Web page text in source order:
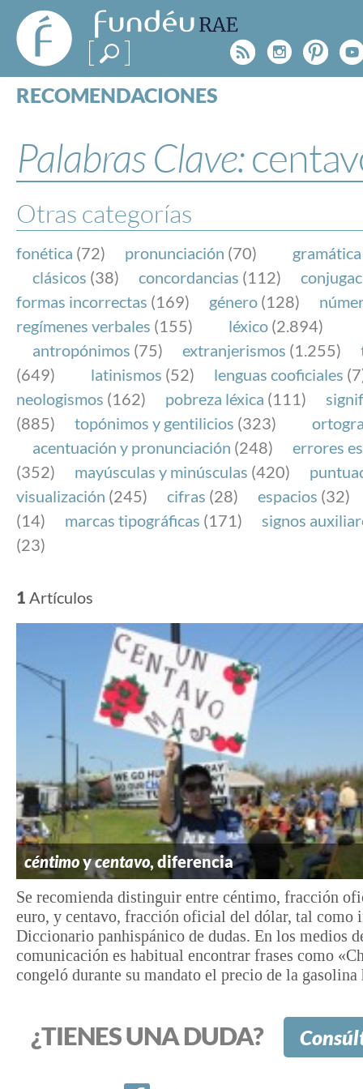
FundéuRAE
- Fundación
del Español
Urgente
Rss
RECOMENDACIONES
ESPECIALES
BLOG
NOTICIAS
SOBRE LA FUNDÉURAE
FundéuRAE es una fundación patrocinada por la
y la Real Academia Española, cuyo objetivo es
el buen uso del español en los medios de
Internet.
Palabras Clave:
Otras categorías
fonética (72) pronunciación (70) gramática
clásicos (38) concordancias (112)
formas incorrectas (169) género (128)
regímenes verbales (155) léxico (2.894)
antropónimos (75) extranjerismos (1.255)
(649)
latinismos (52) lenguas cooficiales
neologismos (162) pobreza léxica (111)
(885)
topónimos y gentilicios (323)
acentuación y pronunciación (248)
errores
(352)
mayúsculas y minúsculas (420)
visualización (245) cifras (28) espacios (32)
(14)
marcas tipográficas (171)
signos
(23)
1 Artículos
céntimoycentavo, diferencia
Se recomienda distinguir entre céntimo, fracción
euro, y centavo, fracción oficial del dólar, tal como
Diccionario panhispánico de dudas. En los medios
comunicación es habitual encontrar frases como
congeló durante su mandato el precio de la gasolina
¿TIENES UNA DUDA?